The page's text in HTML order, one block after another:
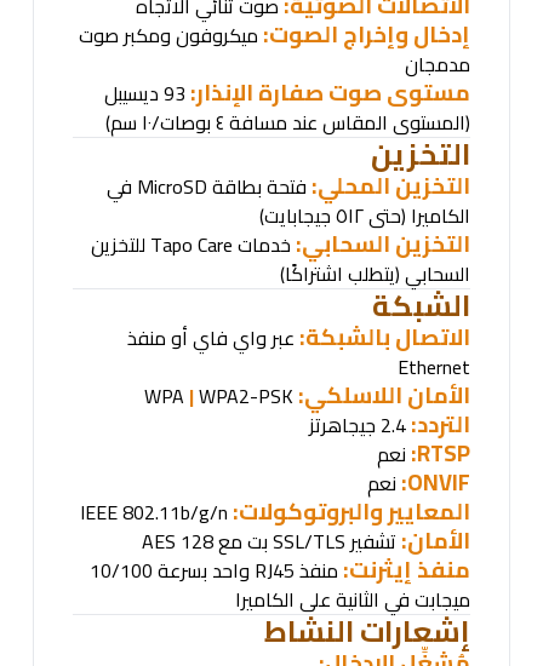
إدخال وإخراج الصوت: ميكروفون ومكبر صوت
مدمجان
مستوى صوت صفارة الإنذار:
93 ديسيبل
(المستوى المقاس عند مسافة ٤ بوصات/١٠ سم)
التخزين
التخزين المحلي: فتحة بطاقة
في
الكاميرا (حتى ٥١٢ جيجابايت)
التخزين السحابي: خدمات
للتخزين
السحابي (يتطلب اشتراكًا)
الشبكة
الاتصال بالشبكة: عبر واي فايأو منفذ
Ethernet
الأمان اللاسلكي:
|WPA2-PSK
التردد:2.4 جيجاهرتز
RTSP: نعم
ONVIF: نعم
المعايير والبروتوكولات:
الأمان: تشفيرAES 128 بت معSSL/TLS
منفذ إيثرنت: منفذ
واحد بسرعة 10/100
ميجابت في الثانية على الكاميرا
إشعارات النشاط